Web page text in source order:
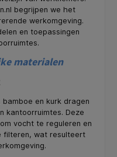
begrijpen we het
werkomgeving.
en toepassingen
materialen
en kurk dragen
kantoorruimtes. Deze
vocht te reguleren en
filteren, wat resulteert